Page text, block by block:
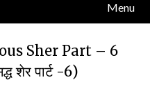
Menu
Sher Part – 6
शेर पार्ट -6)